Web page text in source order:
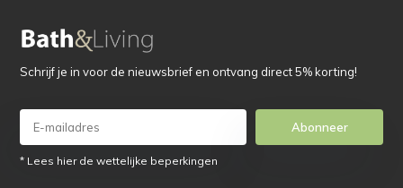
Schrijf je in voor de nieuwsbrief en ontvang direct 5% korting!
Abonneer
* Lees hier de wettelijke beperkingen